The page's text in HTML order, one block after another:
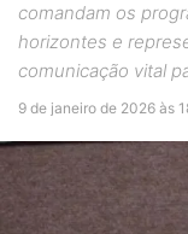
comandam os
horizontes e
comunicação vital
9 de janeiro de 2026 às